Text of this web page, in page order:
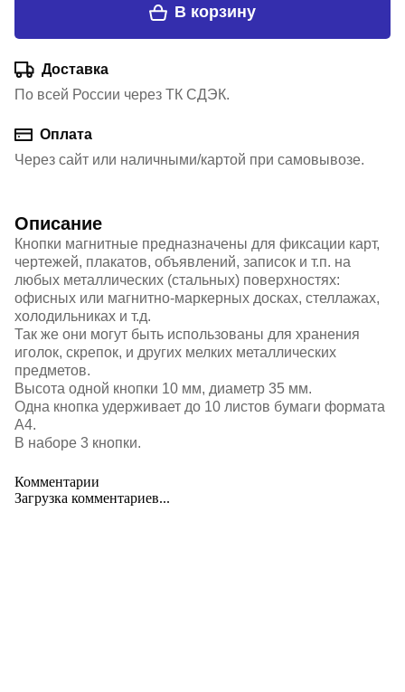
В корзину
Доставка
По всей России через ТК СДЭК.
Оплата
Через сайт или наличными/картой при самовывозе.
Описание
Кнопки магнитные предназначены для фиксации карт,
чертежей, плакатов, объявлений, записок и т.п. на
любых металлических (стальных) поверхностях:
офисных или магнитно-маркерных досках, стеллажах,
холодильниках и т.д.
Так же они могут быть использованы для хранения
иголок, скрепок, и других мелких металлических
предметов.
Высота одной кнопки 10 мм, диаметр 35 мм.
Одна кнопка удерживает до 10 листов бумаги формата
А4.
В наборе 3 кнопки.
Комментарии
Загрузка комментариев...